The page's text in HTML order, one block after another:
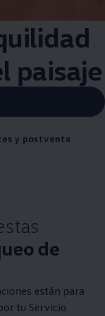
paisaje
y postventa
de
están para
tu Servicio